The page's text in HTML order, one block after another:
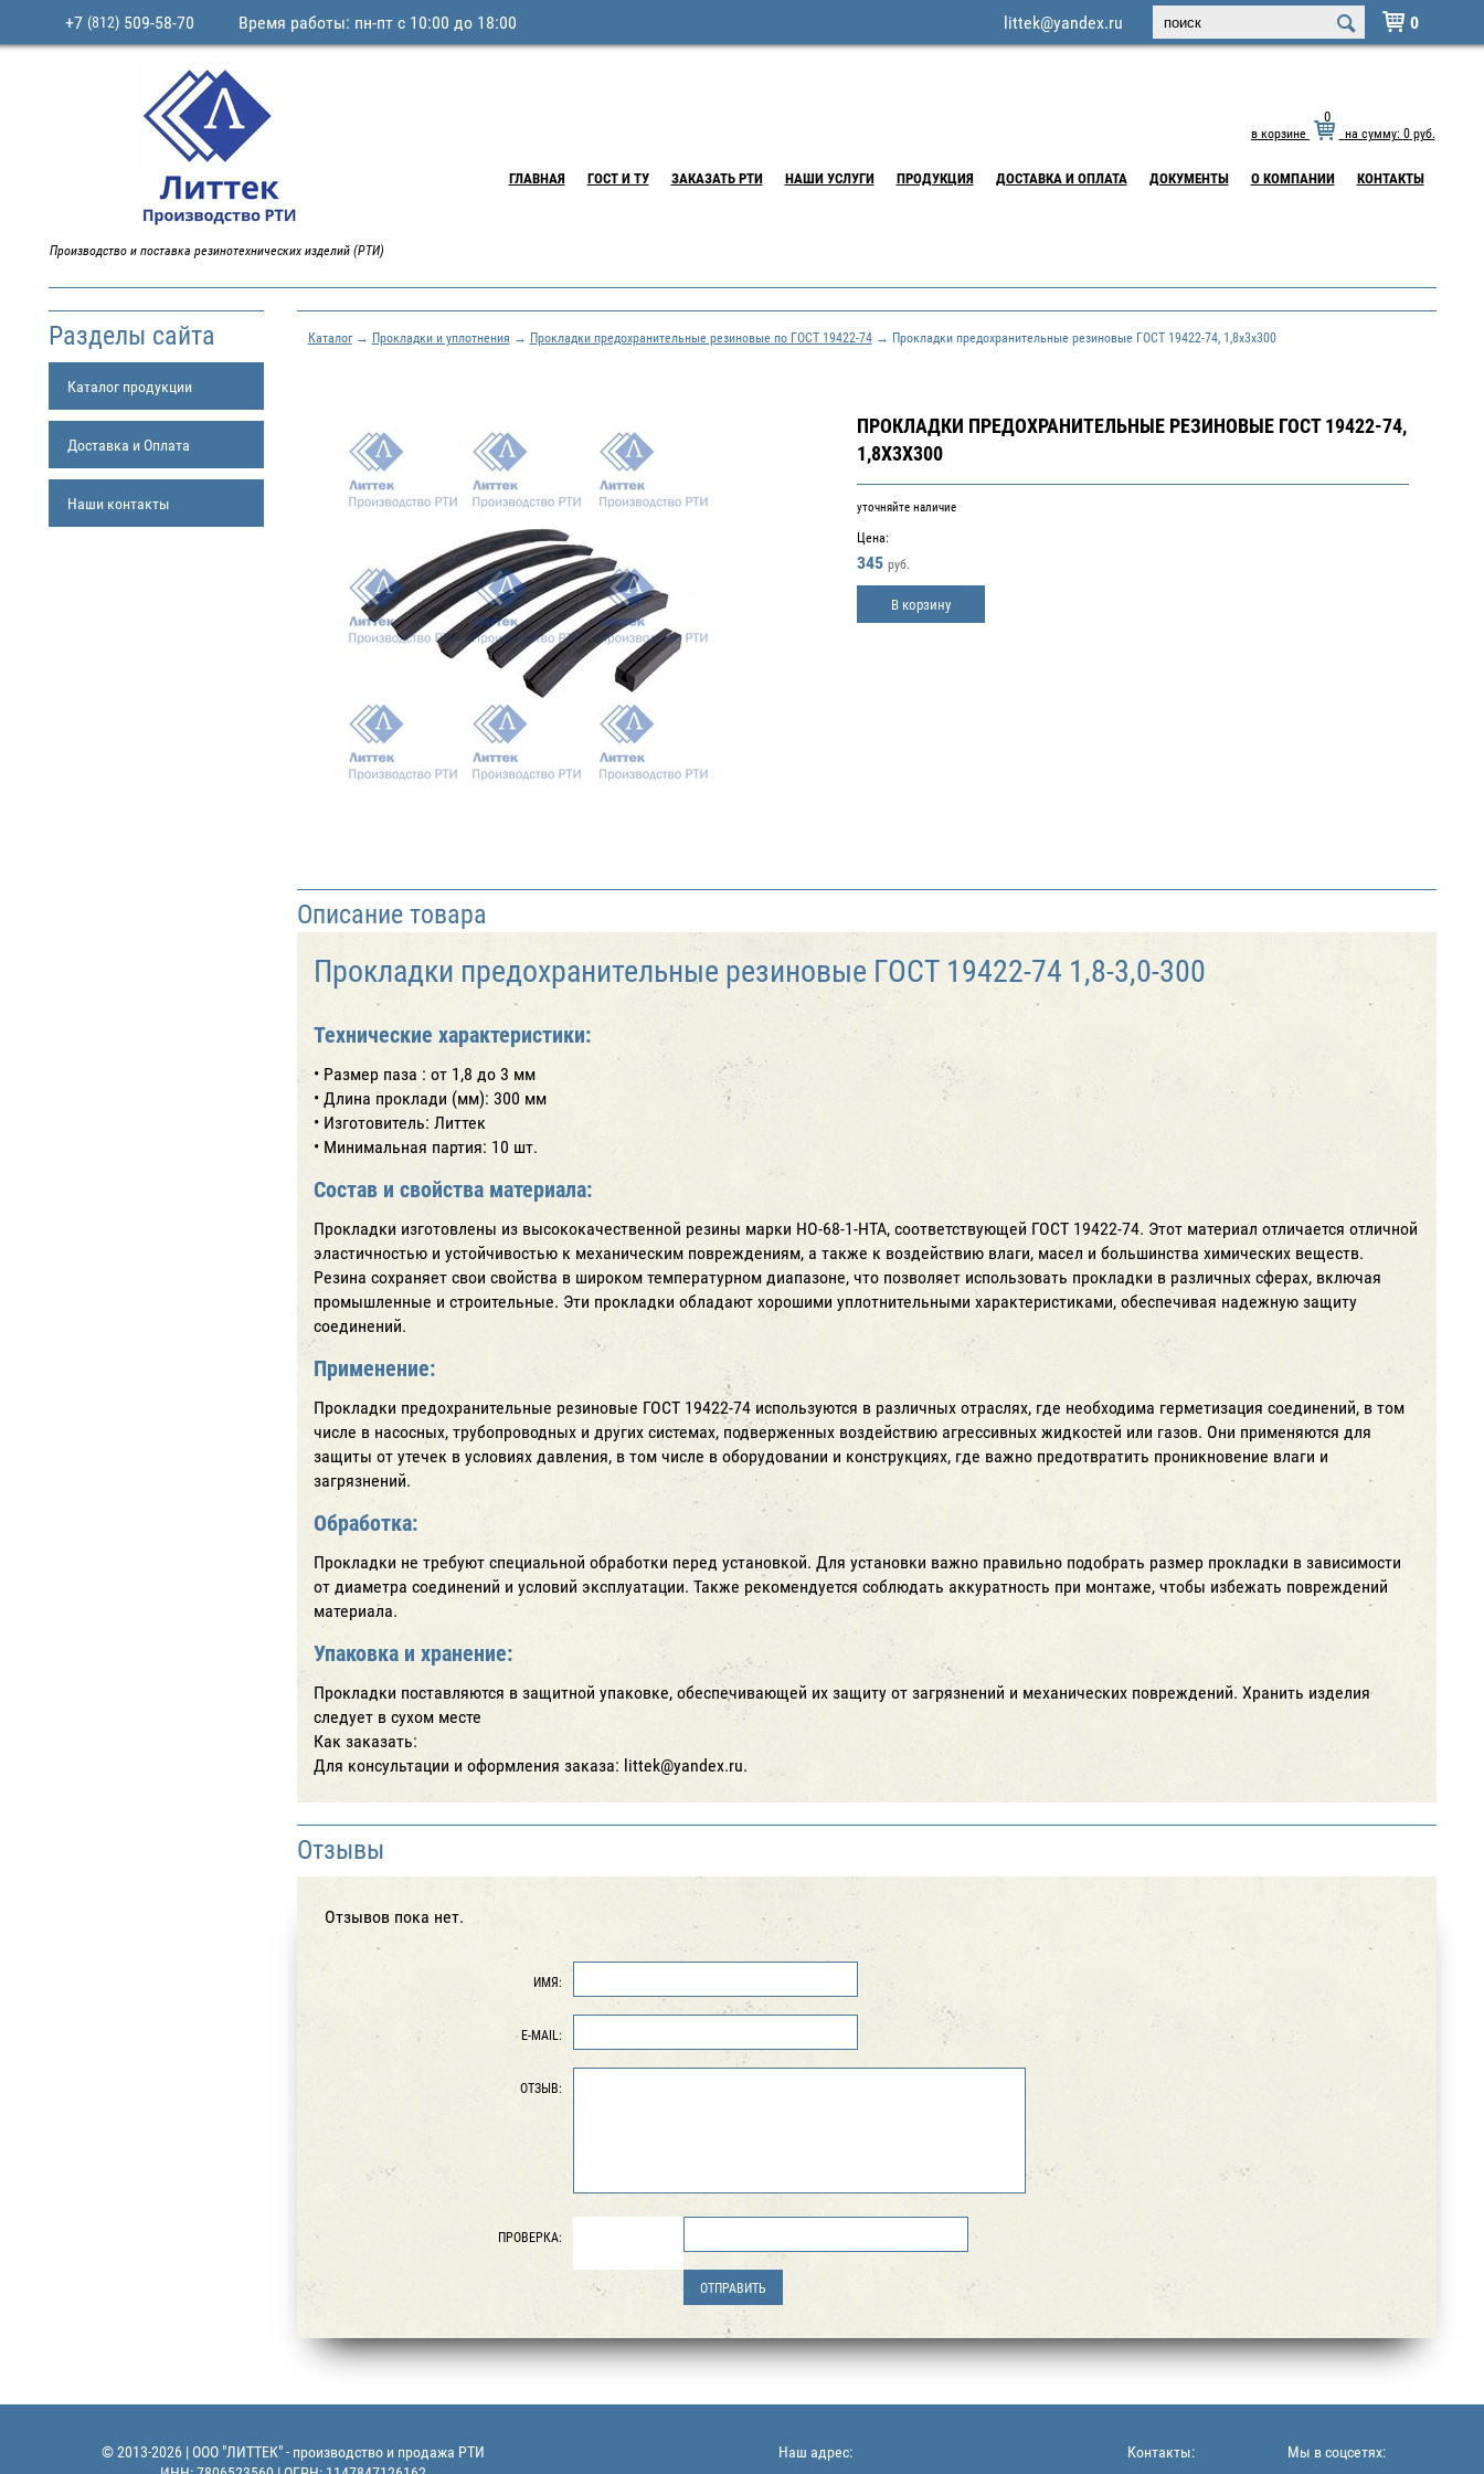
 0
+7 (812)509-58-70 Время работы: пн-пт с 10:00 до 18:00 littek@yandex.ru
Производство и поставка резинотехнических изделий (РТИ)
в корзине
0
на сумму: 0руб.
ГЛАВНАЯ ГОСТ И ТУ ЗАКАЗАТЬ РТИ НАШИ УСЛУГИ ПРОДУКЦИЯ ДОСТАВКА И ОПЛАТА ДОКУМЕНТЫ О КОМПАНИИ КОНТАКТЫ
Разделы сайта
Каталог продукции
Доставка и Оплата
Наши контакты
Каталог→ Прокладки и уплотнения → Прокладки предохранительные резиновые по ГОСТ 19422-74→ Прокладки предохранительные резиновые ГОСТ 19422-74, 1,8x3x300
ПРОКЛАДКИ ПРЕДОХРАНИТЕЛЬНЫЕ РЕЗИНОВЫЕ ГОСТ 19422-74,
1,8X3X300
уточняйте наличие
Цена:
345 руб.
В корзину
Описание товара
Прокладки предохранительные резиновые ГОСТ 19422-74 1,8-3,0-300
Технические характеристики:
• Размер паза : от 1,8 до 3 мм
• Длина проклади (мм): 300 мм
• Изготовитель: Литтек
• Минимальная партия: 10 шт.
Состав и свойства материала:
Прокладки изготовлены из высококачественной резины марки НО-68-1-НТА, соответствующей ГОСТ 19422-74. Этот материал отличается отличной
эластичностью и устойчивостью к механическим повреждениям, а также к воздействию влаги, масел и большинства химических веществ.
Резина сохраняет свои свойства в широком температурном диапазоне, что позволяет использовать прокладки в различных сферах, включая
промышленные и строительные. Эти прокладки обладают хорошими уплотнительными характеристиками, обеспечивая надежную защиту
соединений.
Применение:
Прокладки предохранительные резиновые ГОСТ 19422-74 используются в различных отраслях, где необходима герметизация соединений, в том
числе в насосных, трубопроводных и других системах, подверженных воздействию агрессивных жидкостей или газов. Они применяются для
защиты от утечек в условиях давления, в том числе в оборудовании и конструкциях, где важно предотвратить проникновение влаги и
загрязнений.
Обработка:
Прокладки не требуют специальной обработки перед установкой. Для установки важно правильно подобрать размер прокладки в зависимости
от диаметра соединений и условий эксплуатации. Также рекомендуется соблюдать аккуратность при монтаже, чтобы избежать повреждений
материала.
Упаковка и хранение:
Прокладки поставляются в защитной упаковке, обеспечивающей их защиту от загрязнений и механических повреждений. Хранить изделия
следует в сухом месте
Как заказать:
Для консультации и оформления заказа: littek@yandex.ru.
Отзывы
Отзывов пока нет.
ИМЯ:
E-MAIL:
ОТЗЫВ:
ПРОВЕРКА:
© 2013-2026 | ООО "ЛИТТЕК" - производство и продажа РТИ
Наш адрес:
Контакты:
Мы в соцсетях: